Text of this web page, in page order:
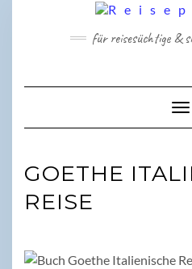
für reisesüchtige &
GOETHE
REISE